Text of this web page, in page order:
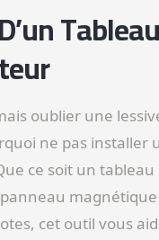
oublier une
ne pas installer
ce soit un
cet outil vous